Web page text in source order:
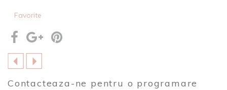
Favorite
Contacteaza-ne pentru o programare